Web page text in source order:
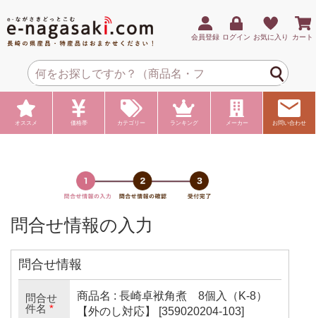
会員登録 ログイン お気に入り カート
オススメ 価格帯 カテゴリー ランキング メーカー お問い合わせ
問合せ情報の入力
問合せ情報
問合せ
件名 *
商品名 : 長崎卓袱角煮 8個入（K-8）
【外のし対応】 [359020204-103]